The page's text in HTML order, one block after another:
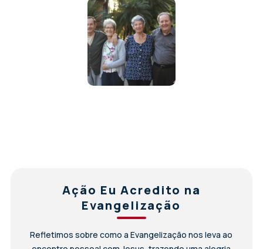
Ação Eu Acredito na
Evangelização
Refletimos sobre como a Evangelização nos leva ao